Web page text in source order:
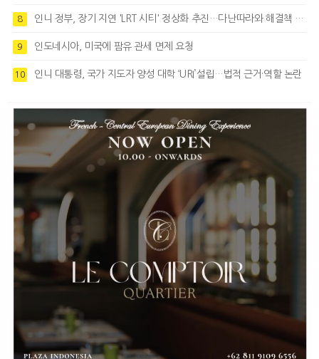
8 인니 정부, 장기 지연 'LRT 시티' 정상화 추진…다난따라와 해결책 모색
9 인도네시아, 미국에 팜유 관세 면제 요청
10 인니 대통령, 국가 지도자 양성 대학 ‘URI’설립…법적 근거·역할 논란